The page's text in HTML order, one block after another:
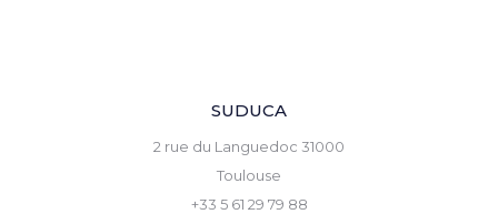
SUDUCA
2 rue du Languedoc 31000
Toulouse
+33 5 61 29 79 88